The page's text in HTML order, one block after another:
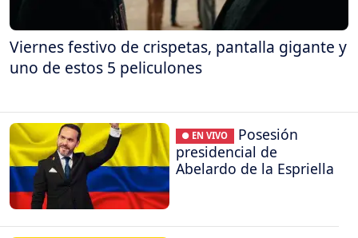
Viernes festivo de crispetas, pantalla gigante y
uno de estos 5 peliculones
● EN VIVO
Posesión
presidencial de
Abelardo de la Espriella